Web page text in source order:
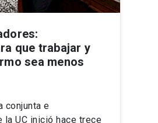
que trabajar y
sea menos
conjunta e
UC inició hace trece